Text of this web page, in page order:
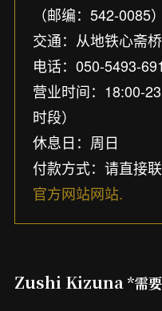
（邮编：542-0085）
交通：从地铁心斋
电话：050-5493-
营业时间：18:00-
时段）
休息日：周日
付款方式：请直接
官方网站网站.
Zushi Kizuna *需